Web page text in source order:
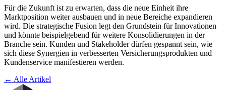
Für die Zukunft ist zu erwarten, dass die neue Einheit ihre
Marktposition weiter ausbauen und in neue Bereiche expandieren
wird. Die strategische Fusion legt den Grundstein für Innovationen
und könnte beispielgebend für weitere Konsolidierungen in der
Branche sein. Kunden und Stakeholder dürfen gespannt sein, wie
sich diese Synergien in verbesserten Versicherungsprodukten und
Kundenservice manifestieren werden.
← Alle Artikel